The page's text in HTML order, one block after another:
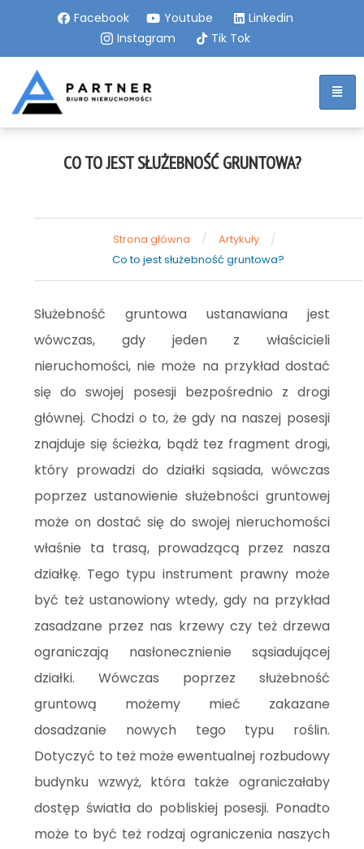
Facebook Youtube
Linkedin
Instagram
Tik Tok
CO TO JEST SŁUŻEBNOŚĆ GRUNTOWA?
Strona główna / Artykuły /
Co to jest służebność gruntowa?
Służebność gruntowa ustanawiana jest
wówczas, gdy jeden z właścicieli
nieruchomości, nie może na przykład dostać
się do swojej posesji bezpośrednio z drogi
głównej. Chodzi o to, że gdy na naszej posesji
znajduje się ścieżka, bądź tez fragment drogi,
który prowadzi do działki sąsiada, wówczas
poprzez ustanowienie służebności gruntowej
może on dostać się do swojej nieruchomości
właśnie ta trasą, prowadzącą przez nasza
działkę. Tego typu instrument prawny może
być też ustanowiony wtedy, gdy na przykład
zasadzane przez nas krzewy czy też drzewa
ograniczają nasłonecznienie sąsiadującej
działki. Wówczas poprzez służebność
gruntową możemy mieć zakazane
dosadzanie nowych tego typu roślin.
Dotyczyć to też może ewentualnej rozbudowy
budynku wzwyż, która także ograniczałaby
dostęp światła do pobliskiej posesji. Ponadto
może to być też rodzaj ograniczenia naszych